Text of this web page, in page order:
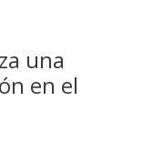
una
en el